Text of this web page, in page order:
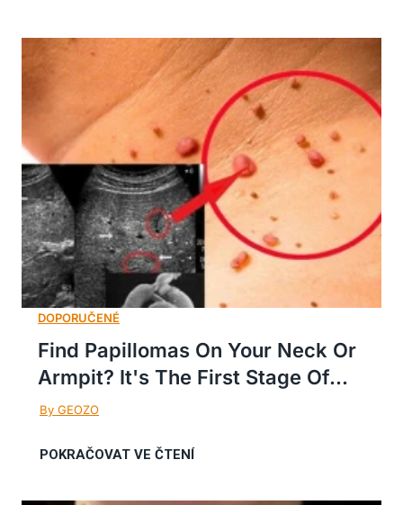
Find Papillomas On Your Neck Or
Armpit? It's The First Stage Of...